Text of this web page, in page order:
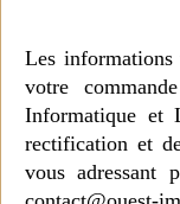
Les informations
votre
Informatique et
rectification et
vous adressant